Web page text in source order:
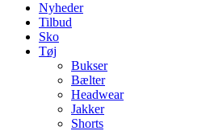
Nyheder
Tilbud
Sko
Tøj
Bukser
Bælter
Headwear
Jakker
Shorts